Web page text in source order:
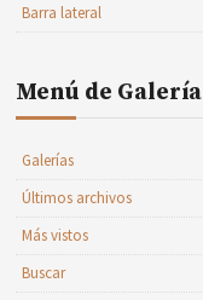
Barra lateral
Menú de Galería
Galerías
Últimos archivos
Más vistos
Buscar